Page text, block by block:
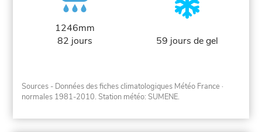
1246mm
82 jours
59 jours de gel
Sources - Données des fiches climatologiques Météo France ·
normales 1981-2010. Station météo: SUMENE.